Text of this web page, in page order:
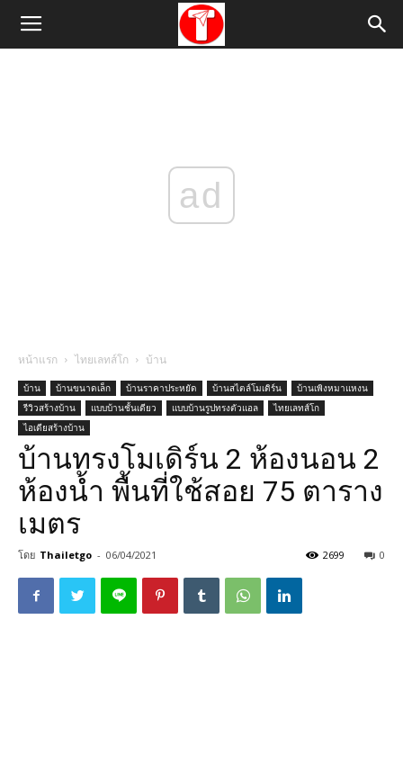
ad
หน้าแรก ไทยเลทส์โก บ้าน
บ้าน บ้านขนาดเล็ก บ้านราคาประหยัด บ้านสไตล์โมเดิร์น
บ้านเพิงหมาแหงน
รีวิวสร้างบ้าน
แบบบ้านชั้นเดียว แบบบ้านรูปทรงตัวแอล
ไทยเลทส์โก
ไอเดียสร้างบ้าน
บ้านทรงโมเดิร์น 2 ห้องนอน 2
ห้องน้ำ พื้นที่ใช้สอย 75 ตาราง
เมตร
โดย Thailetgo - 06/04/2021 0
2699